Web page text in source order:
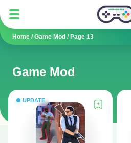
Home / Game Mod / Page 13
Game Mod
UPDATE